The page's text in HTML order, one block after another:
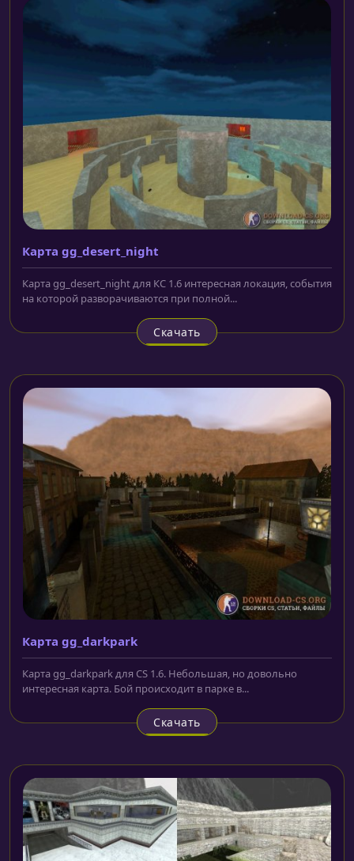
Карта gg_desert_night
Карта gg_desert_night для КС 1.6 интересная локация, события
на которой разворачиваются при полной...
Скачать
Карта gg_darkpark
Карта gg_darkpark для CS 1.6. Небольшая, но довольно
интересная карта. Бой происходит в парке в...
Скачать